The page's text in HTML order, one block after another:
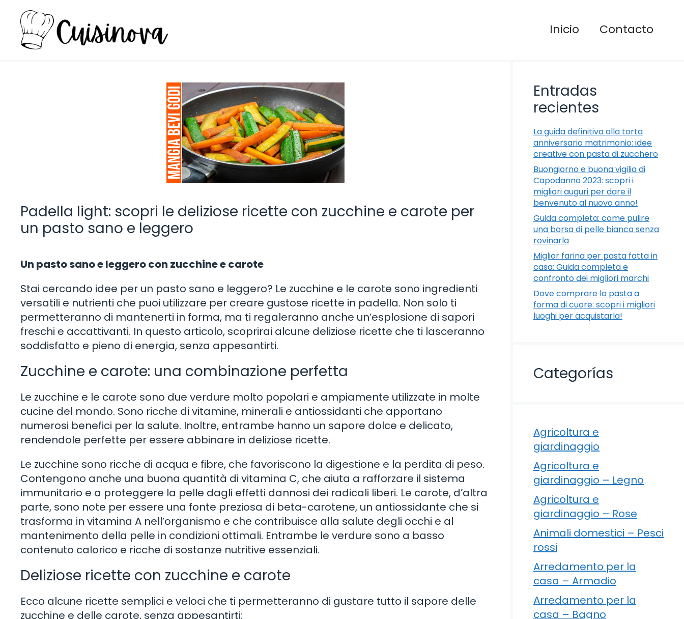
contenuto
Inicio Contacto
Padella light: scopri le deliziose ricette con zucchine e carote per
un pasto sano e leggero
Un pasto sano e leggero con zucchine e carote
Stai cercando idee per un pasto sano e leggero? Le zucchine e le carote sono ingredienti
versatili e nutrienti che puoi utilizzare per creare gustose ricette in padella. Non solo ti
permetteranno di mantenerti in forma, ma ti regaleranno anche un’esplosione di sapori
freschi e accattivanti. In questo articolo, scoprirai alcune deliziose ricette che ti lasceranno
soddisfatto e pieno di energia, senza appesantirti.
Zucchine e carote: una combinazione perfetta
Le zucchine e le carote sono due verdure molto popolari e ampiamente utilizzate in molte
cucine del mondo. Sono ricche di vitamine, minerali e antiossidanti che apportano
numerosi benefici per la salute. Inoltre, entrambe hanno un sapore dolce e delicato,
rendendole perfette per essere abbinare in deliziose ricette.
Le zucchine sono ricche di acqua e fibre, che favoriscono la digestione e la perdita di peso.
Contengono anche una buona quantità di vitamina C, che aiuta a rafforzare il sistema
immunitario e a proteggere la pelle dagli effetti dannosi dei radicali liberi. Le carote, d’altra
parte, sono note per essere una fonte preziosa di beta-carotene, un antiossidante che si
trasforma in vitamina A nell’organismo e che contribuisce alla salute degli occhi e al
mantenimento della pelle in condizioni ottimali. Entrambe le verdure sono a basso
contenuto calorico e ricche di sostanze nutritive essenziali.
Deliziose ricette con zucchine e carote
Ecco alcune ricette semplici e veloci che ti permetteranno di gustare tutto il sapore delle
zucchine e delle carote, senza appesantirti:
Entradas
recientes
La guida definitiva alla torta
anniversario matrimonio: idee
creative con pasta di zucchero
Buongiorno e buona vigilia di
Capodanno 2023: scopri i
migliori auguri per dare il
benvenuto al nuovo anno!
Guida completa: come pulire
una borsa di pelle bianca senza
rovinarla
Miglior farina per pasta fatta in
casa: Guida completa e
confronto dei migliori marchi
Dove comprare la pasta a
forma di cuore: scopri i migliori
luoghi per acquistarla!
Categorías
Agricoltura e
giardinaggio
Agricoltura e
giardinaggio – Legno
Agricoltura e
giardinaggio – Rose
Animali domestici – Pesci
rossi
Arredamento per la
casa – Armadio
Arredamento per la
casa – Bagno